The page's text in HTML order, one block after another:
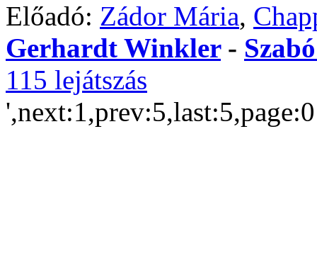
Előadó: Zádor Mária,
Gerhardt Winkler-
115 lejátszás